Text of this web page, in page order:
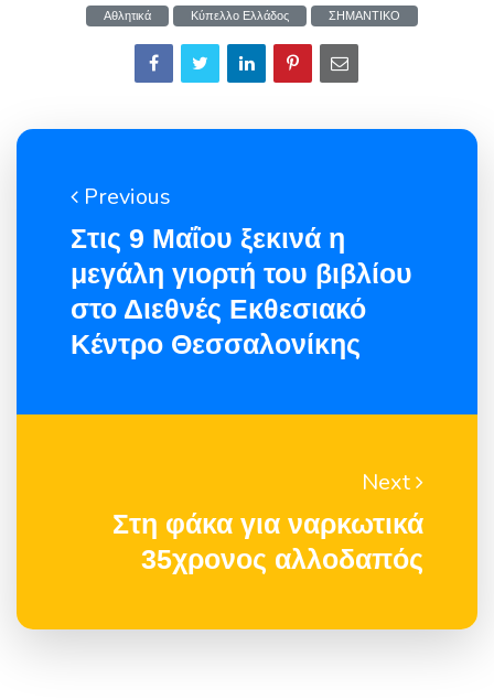
Αθλητικά Κύπελλο Ελλάδος ΣΗΜΑΝΤΙΚΟ
Previous
Στις 9 Μαΐου ξεκινά η
μεγάλη γιορτή του βιβλίου
στο Διεθνές Εκθεσιακό
Κέντρο Θεσσαλονίκης
Next
Στη φάκα για ναρκωτικά
35χρονος αλλοδαπός